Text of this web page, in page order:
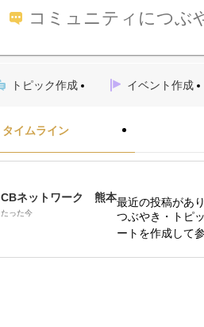
コミュニティにつぶ
トピック作成 イベント作成
タイムライン
CBネットワーク 熊本
たった今
最近の投稿があ
つぶやき・トピ
ートを作成して